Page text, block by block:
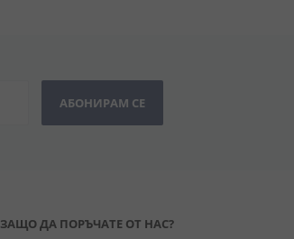
АБОНИРАМ СЕ
ЗАЩО ДА ПОРЪЧАТЕ ОТ НАС?